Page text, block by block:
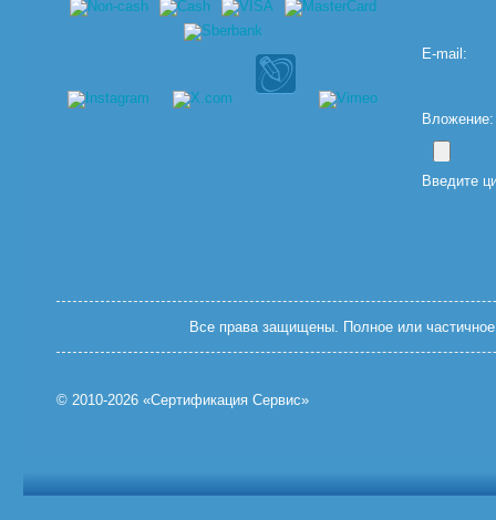
E-mail:
Введите
Все права защищены. Полное или частичное
© 2010-2026 «Сертификация Сервис»